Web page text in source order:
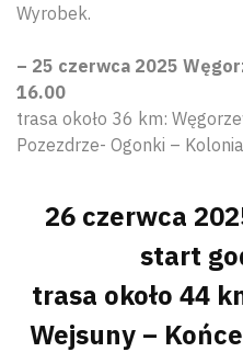
Wyrobek.
– 25 czerwca 2025
16.00
trasa około 36 km:
Pozezdrze- Ogonki –
26 czerwca
start
trasa około 44
Wejsuny –